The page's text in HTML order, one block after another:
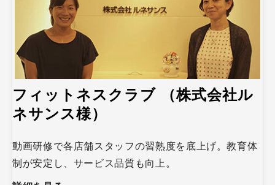
フィットネスクラブ （株式会社ル
ネサンス様）
動画研修で各店舗スタッフの習熟度を底上げ。教育体
制が安定し、サービス品質も向上。